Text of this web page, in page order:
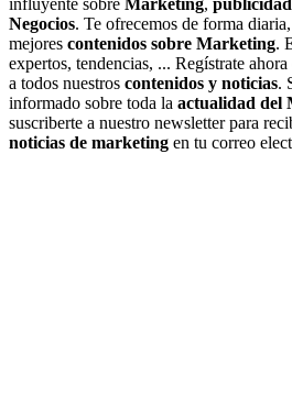
influyente sobre Marketing, publicidad
Negocios. Te ofrecemos de forma
mejores contenidos sobre Marketing.
expertos, tendencias, ... Regístrate
a todos nuestros contenidos y noticias.
informado sobre toda la actualidad del
suscriberte a nuestro newsletter para
noticias de marketing en tu correo